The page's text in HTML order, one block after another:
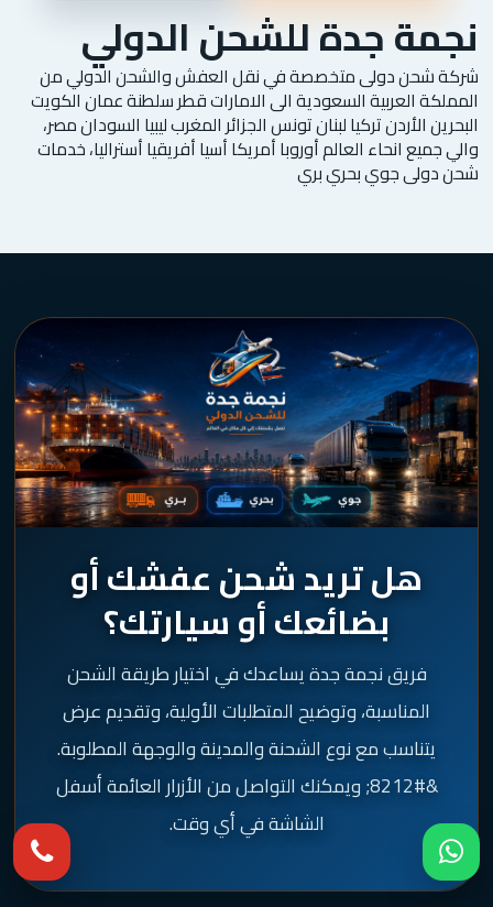
نجمة جدة للشحن الدولي
شركة شحن دولى متخصصة في نقل العفش والشحن الدولي من
المملكة العربية السعودية الى الامارات قطر سلطنة عمان الكويت
البحرين الأردن تركيا لبنان تونس الجزائر المغرب ليبيا السودان مصر،
والي جميع انحاء العالم أوروبا أمريكا أسيا أفريقيا أستراليا، خدمات
شحن دولى جوي بحري بري
هل تريد شحن عفشك أو
بضائعك أو سيارتك؟
فريق نجمة جدة يساعدك في اختيار طريقة الشحن
المناسبة، وتوضيح المتطلبات الأولية، وتقديم عرض
يتناسب مع نوع الشحنة والمدينة والوجهة المطلوبة.